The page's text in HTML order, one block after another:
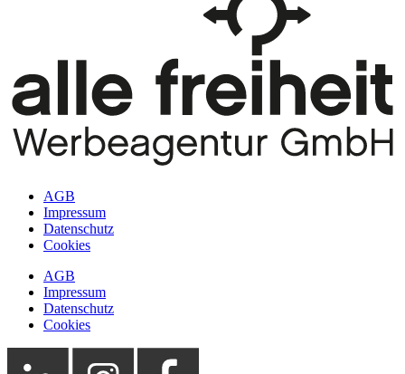
AGB
Impressum
Datenschutz
Cookies
AGB
Impressum
Datenschutz
Cookies